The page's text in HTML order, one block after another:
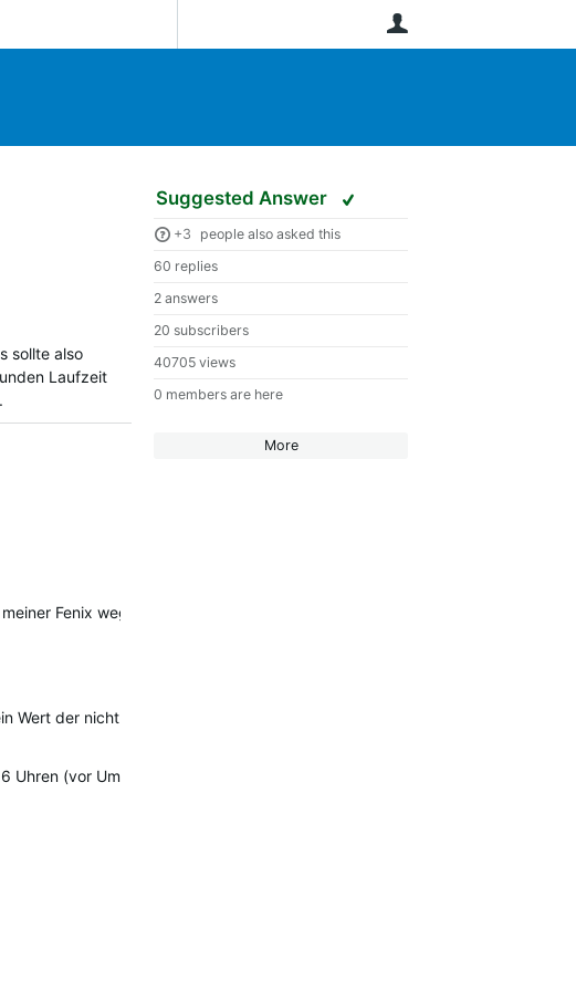
Suggested Answer
+3
people also asked this
60 replies
2 answers
20 subscribers
40705 views
0 members are here
More
sollte also
Laufzeit
Fenix wegen der Akku Laufzeit und der darauf folgenden
Wert der nicht ganz dem nativen Watchface entspricht (0.2%/hr), aber laut
Uhren (vor Umtausch) hatte ich den selben Test mit dem nativen